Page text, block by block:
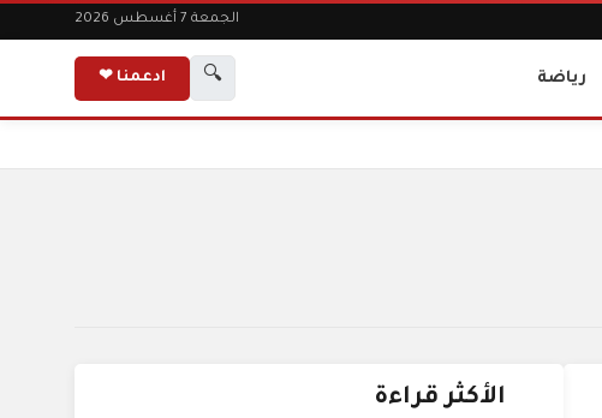
الجمعة 7 أغسطس 2026
رياضة 🔍 ادعمنا ❤
الأكثر قراءة